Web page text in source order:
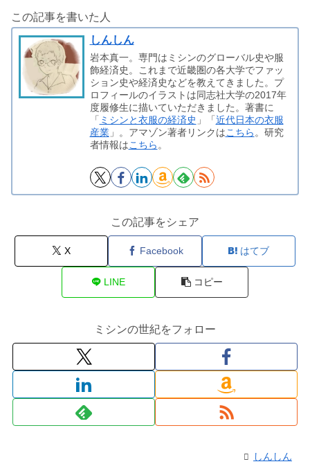
この記事を書いた人
しんしん
岩本真一。専門はミシンのグローバル史や服
飾経済史。これまで近畿圏の各大学でファッ
ション史や経済史などを教えてきました。プ
ロフィールのイラストは同志社大学の2017年
度履修生に描いていただきました。著書に
「 ミシンと衣服の経済史 」「 近代日本の衣服
産業」。アマゾン著者リンクはこちら 。研究
者情報はこちら 。
この記事をシェア
X Facebook はてブ
LINE コピー
ミシンの世紀をフォロー
しんしん